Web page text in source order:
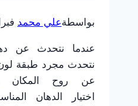
بواسطةعلي محمد فبراير
عندما نتحدث عن
نتحدث مجرد طبقة
عن روح المكان
اختيار الدهان